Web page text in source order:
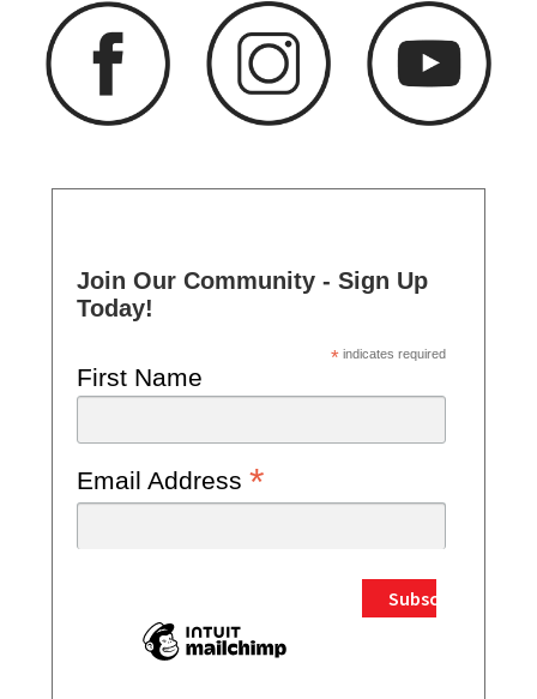
Join Our Community - Sign Up
Today!
*indicates required
First Name
Email Address *